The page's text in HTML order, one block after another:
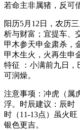
若命主非属猪，反可
阳历5月12日，农历
析与财富；宜提车、
甲木参天申金肃杀，
甲木生火，火再生申
特征 ：小满前九日，
可润燥。
注意事项：冲虎（属
浮。时辰建议：辰时
时（11-13点）虽火
银色更吉。